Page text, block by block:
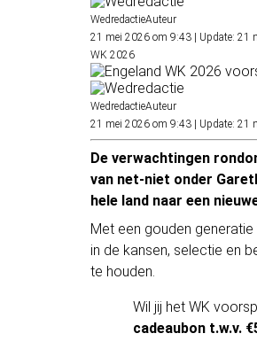
WedredactieAuteur
21 mei 2026 om 9:43
Update: 21
WK 2026
WedredactieAuteur
21 mei 2026 om 9:43
Update: 21
De verwachtingen
van net-niet onder
hele land naar een
Met een gouden
in de kansen, selectie en
te houden.
Wil jij het WK
cadeaubon t.w.v.